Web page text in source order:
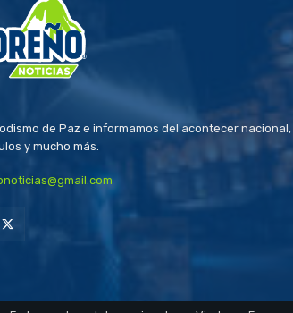
de Paz e informamos del acontecer nacional,
y mucho más.